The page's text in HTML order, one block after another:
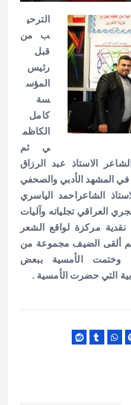
الترحي
ب من
قبل
رئيس
المؤس
سة
كامل
الكاظم
ي ثم
الاستاذ عبد الرزاق
في المشهد الأدبي والصحفي
الشاعراحمد الياسري
العراقي تجلياته وآليات
مركزة لواقع الشعر
ثم ألقى الضيف مجموعة من
وختمت الأمسية ببعض
التي حضرت الأمسية .